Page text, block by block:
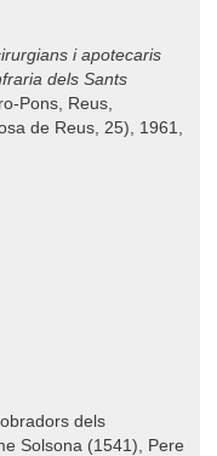
i apotecaris
dels Sants
Pons, Reus,
de Reus, 25), 1961,
dels
Solsona (1541), Pere